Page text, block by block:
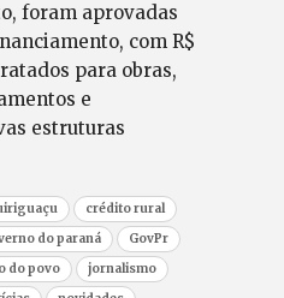
foram aprovadas
com R$
para obras,
e
estruturas
crédito rural
do paraná
GovPr
do povo
jornalismo